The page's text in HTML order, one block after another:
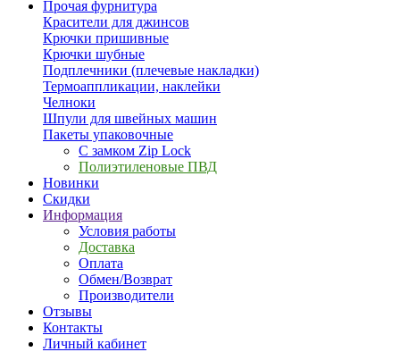
Прочая фурнитура
Красители для джинсов
Крючки пришивные
Крючки шубные
Подплечники (плечевые накладки)
Термоаппликации, наклейки
Челноки
Шпули для швейных машин
Пакеты упаковочные
С замком Zip Lock
Полиэтиленовые ПВД
Новинки
Скидки
Информация
Условия работы
Доставка
Оплата
Обмен/Возврат
Производители
Отзывы
Контакты
Личный кабинет